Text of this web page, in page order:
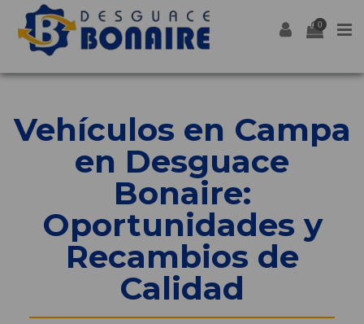
0
Vehículos en Campa
en Desguace
Bonaire:
Oportunidades y
Recambios de
Calidad